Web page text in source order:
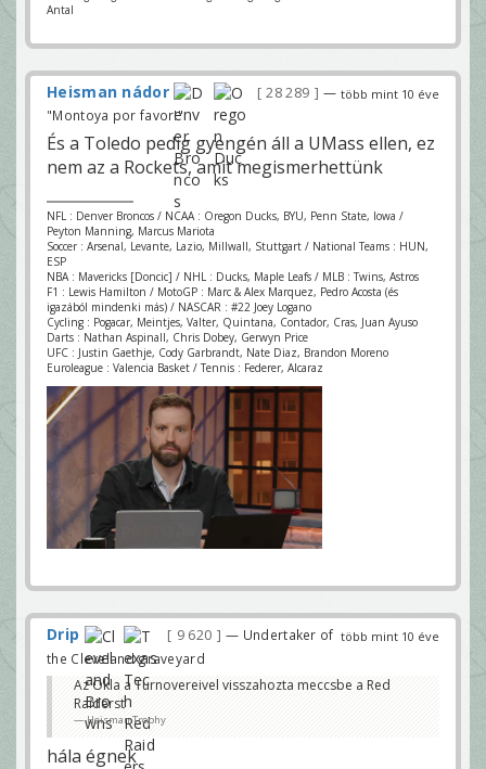
Antal
több mint 10 éve
Heisman nádor 28 289
—
"Montoya por favor!"
És a Toledo pedig gyengén áll a UMass ellen, ez
nem az a Rockets, amit megismerhettünk
NFL : Denver Broncos / NCAA : Oregon Ducks, BYU, Penn State, Iowa /
Peyton Manning, Marcus Mariota
Soccer : Arsenal, Levante, Lazio, Millwall, Stuttgart / National Teams : HUN,
ESP
NBA : Mavericks [Doncic] / NHL : Ducks, Maple Leafs / MLB : Twins, Astros
F1 : Lewis Hamilton / MotoGP : Marc & Alex Marquez, Pedro Acosta (és
igazából mindenki más) / NASCAR : #22 Joey Logano
Cycling : Pogacar, Meintjes, Valter, Quintana, Contador, Cras, Juan Ayuso
Darts : Nathan Aspinall, Chris Dobey, Gerwyn Price
UFC : Justin Gaethje, Cody Garbrandt, Nate Diaz, Brandon Moreno
Euroleague : Valencia Basket / Tennis : Federer, Alcaraz
több mint 10 éve
Drip 9 620
— Undertaker of
the Cleveland graveyard
Az Okla a Turnovereivel visszahozta meccsbe a Red
Raiderst
Heisman Trophy
hála égnek